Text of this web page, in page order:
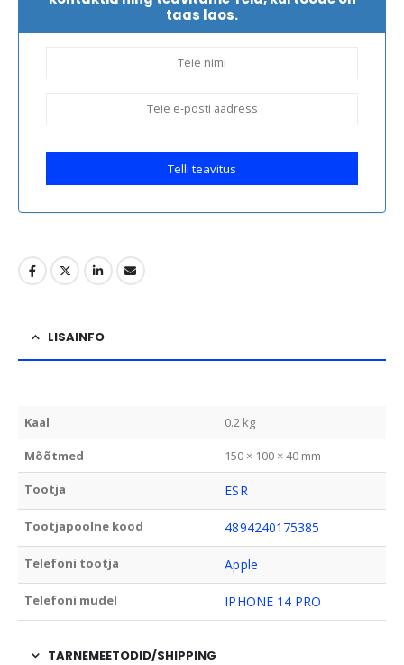
taas laos.
Telli teavitus
LISAINFO
Kaal 0.2 kg
Mõõtmed 150 × 100 × 40 mm
Tootja ESR
Tootjapoolne kood 4894240175385
Telefoni tootja Apple
Telefoni mudel IPHONE 14 PRO
TARNEMEETODID/SHIPPING